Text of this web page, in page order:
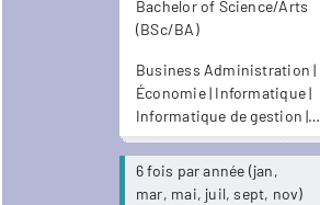
zur Verfügung.
Wirtschaftsinformatik
Bachelor of Science/Arts
(BSc/BA)
Business Administration |
Économie | Informatique |
Informatique de gestion |
Numérisation
6 fois par année (jan,
mar, mai, juil, sept, nov)